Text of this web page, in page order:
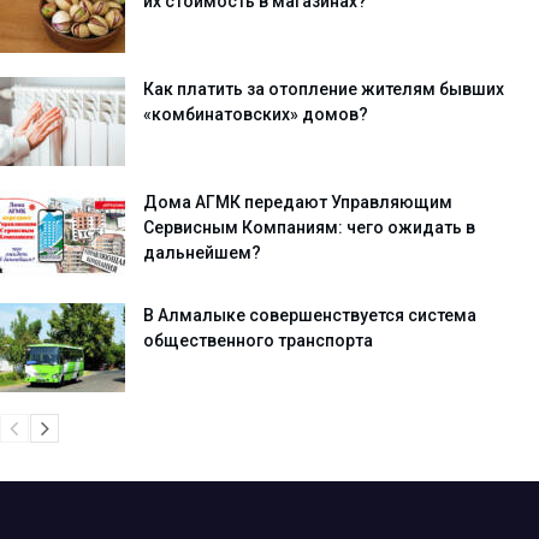
Как платить за отопление жителям бывших
«комбинатовских» домов?
Дома АГМК передают Управляющим
Сервисным Компаниям: чего ожидать в
дальнейшем?
В Алмалыке совершенствуется система
общественного транспорта